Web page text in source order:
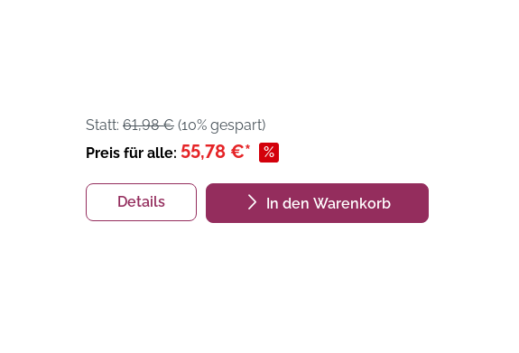
Statt: 61,98 € (10% gespart)
Preis für alle: 55,78 €* %
Details In den Warenkorb